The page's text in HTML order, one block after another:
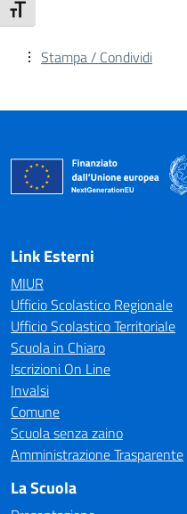
Attiva/disattiva dimensione testo
Stampa / Condividi
Link Esterni
MIUR
Ufficio Scolastico Regionale
Ufficio Scolastico Territoriale
Scuola in Chiaro
Iscrizioni On Line
Invalsi
Comune
Scuola senza zaino
Amministrazione Trasparente
La Scuola